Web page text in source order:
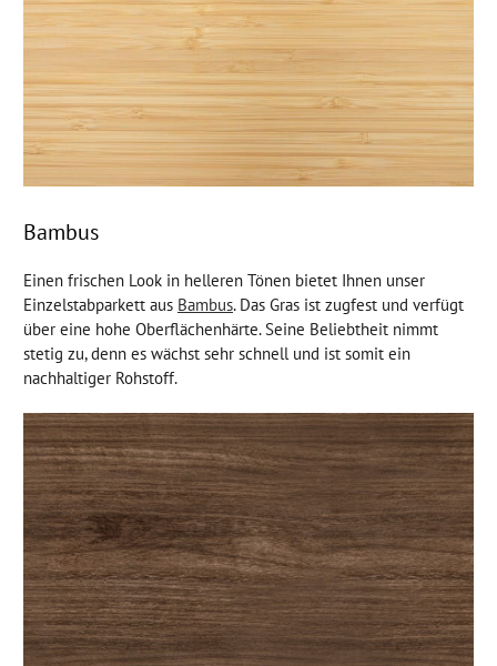
Bambus
Einen frischen Look in helleren Tönen bietet Ihnen unser
Einzelstabparkett aus Bambus. Das Gras ist zugfest und verfügt
über eine hohe Oberflächenhärte. Seine Beliebtheit nimmt
stetig zu, denn es wächst sehr schnell und ist somit ein
nachhaltiger Rohstoff.